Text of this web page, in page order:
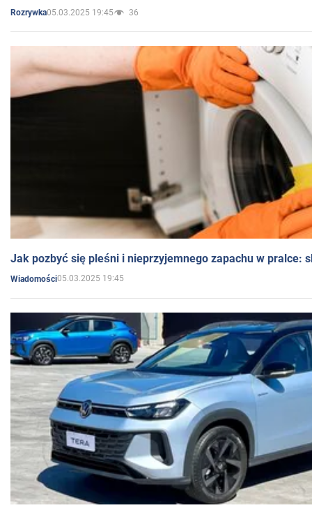
Rozrywka05.03.2025 19:45 36
Jak pozbyć się pleśni i nieprzyjemnego zapachu w pralce:
Wiadomości05.03.2025 19:45